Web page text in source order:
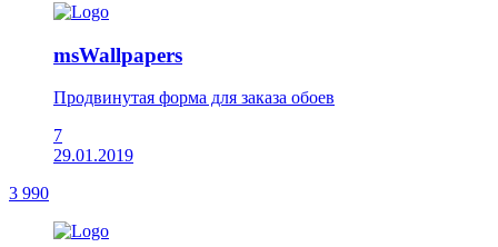
msWallpapers
Продвинутая форма для заказа обоев
7
29.01.2019
3 990